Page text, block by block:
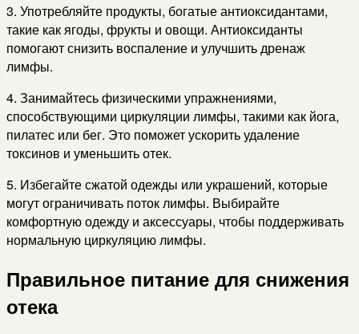
3. Употребляйте продукты, богатые антиоксидантами,
такие как ягоды, фрукты и овощи. Антиоксиданты
помогают снизить воспаление и улучшить дренаж
лимфы.
4. Занимайтесь физическими упражнениями,
способствующими циркуляции лимфы, такими как йога,
пилатес или бег. Это поможет ускорить удаление
токсинов и уменьшить отек.
5. Избегайте сжатой одежды или украшений, которые
могут ограничивать поток лимфы. Выбирайте
комфортную одежду и аксессуары, чтобы поддерживать
нормальную циркуляцию лимфы.
Правильное питание для снижения
отека